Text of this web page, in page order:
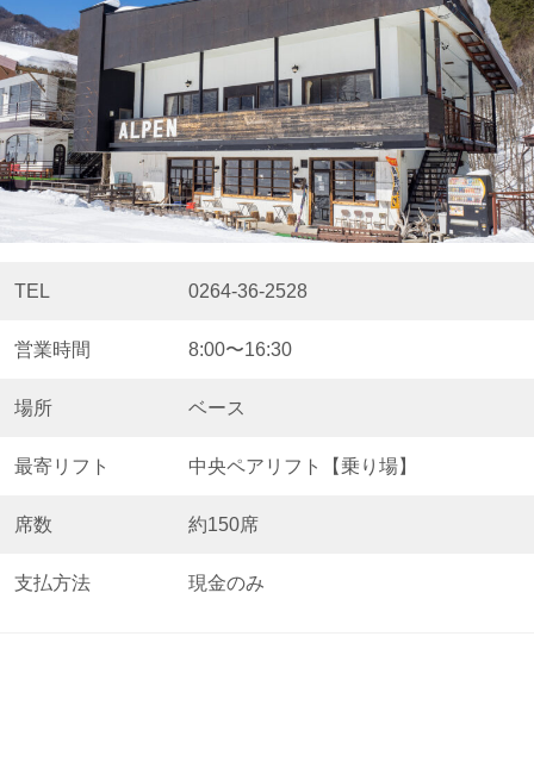
TEL 0264-36-2528
営業時間 8:00〜16:30
場所 ベース
最寄リフト 中央ペアリフト【乗り場】
席数 約150席
支払方法 現金のみ